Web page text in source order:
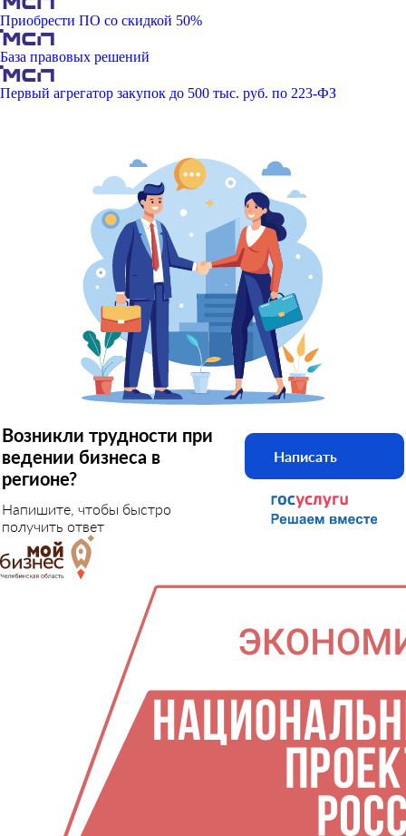
Приобрести ПО со скидкой 50%
База правовых решений
Первый агрегатор закупок до 500 тыс. руб. по 223-ФЗ
Возникли трудности при
ведении бизнеса в
регионе?
Напишите, чтобы быстро
получить ответ
Написать